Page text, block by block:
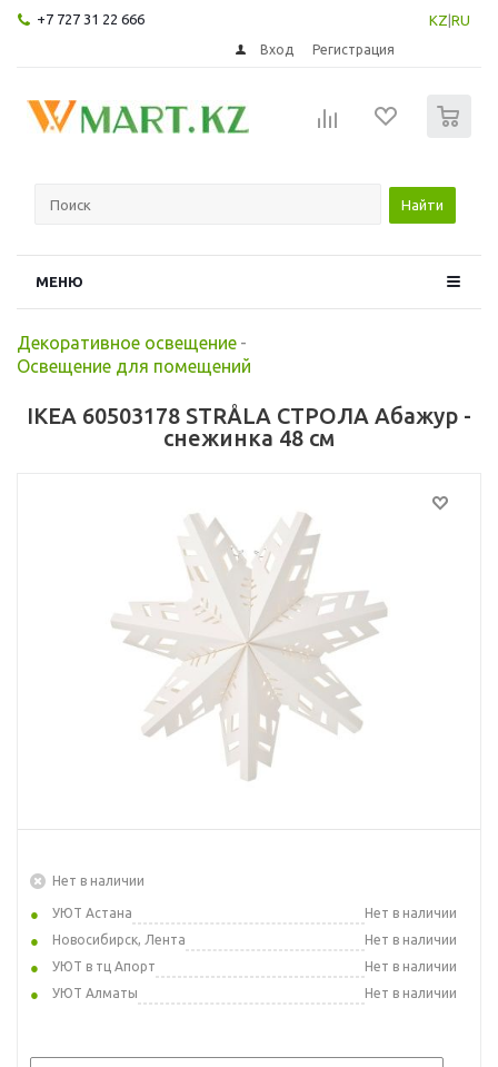
+7 727 31 22 666 KZ RU
Вход Регистрация
Найти
МЕНЮ
Декоративное освещение -
Освещение для помещений
IKEA 60503178 STRÅLA СТРОЛА Абажур -
снежинка 48 см
Нет в наличии
УЮТ Астана
Нет в наличии
Новосибирск, Лента
Нет в наличии
УЮТ в тц Апорт
Нет в наличии
УЮТ Алматы
Нет в наличии